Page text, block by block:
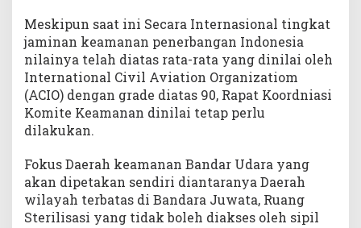
Meskipun saat ini Secara Internasional tingkat
jaminan keamanan penerbangan Indonesia
nilainya telah diatas rata-rata yang dinilai oleh
International Civil Aviation Organizatiom
(ACIO) dengan grade diatas 90, Rapat Koordniasi
Komite Keamanan dinilai tetap perlu
dilakukan.
Fokus Daerah keamanan Bandar Udara yang
akan dipetakan sendiri diantaranya Daerah
wilayah terbatas di Bandara Juwata, Ruang
Sterilisasi yang tidak boleh diakses oleh sipil